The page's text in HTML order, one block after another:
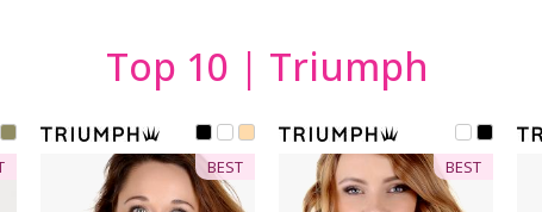
Top 10 | Triumph
BEST BEST